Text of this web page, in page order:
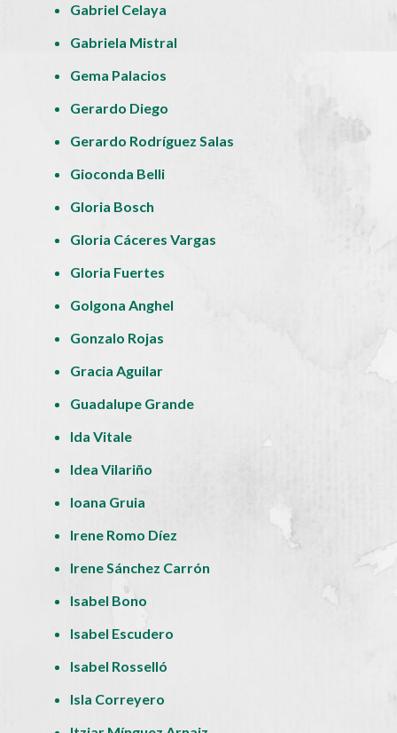
Gabriel Celaya
Gabriela Mistral
Gema Palacios
Gerardo Diego
Gerardo Rodríguez Salas
Gioconda Belli
Gloria Bosch
Gloria Cáceres Vargas
Gloria Fuertes
Golgona Anghel
Gonzalo Rojas
Gracia Aguilar
Guadalupe Grande
Ida Vitale
Idea Vilariño
Ioana Gruia
Irene Romo Díez
Irene Sánchez Carrón
Isabel Bono
Isabel Escudero
Isabel Rosselló
Isla Correyero